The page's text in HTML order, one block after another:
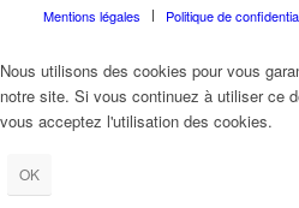
Mentions légales
Politique de
Nous utilisons des cookies pour vous
notre site. Si vous continuez à utiliser ce
vous acceptez l'utilisation des cookies.
OK